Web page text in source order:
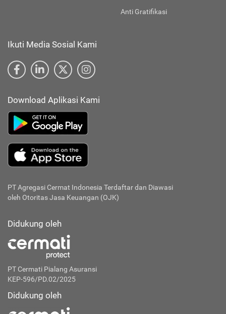
Anti Gratifikasi
Ikuti Media Sosial Kami
Download Aplikasi Kami
PT Agregasi Cermat Indonesia Terdaftar dan Diawasi
oleh Otoritas Jasa Keuangan (OJK)
Didukung oleh
PT Cermati Pialang Asuransi
KEP-596/PD.02/2025
Didukung oleh